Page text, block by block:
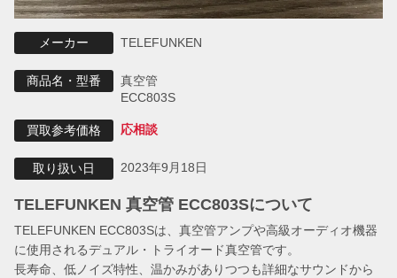
メーカー TELEFUNKEN
商品名・型番
真空管
ECC803S
買取参考価格 応相談
取り扱い日 2023年9月18日
TELEFUNKEN 真空管 ECC803Sについて
TELEFUNKEN ECC803Sは、真空管アンプや高級オーディオ機器
に使用されるデュアル・トライオード真空管です。
長寿命、低ノイズ特性、温かみがありつつも詳細なサウンドから